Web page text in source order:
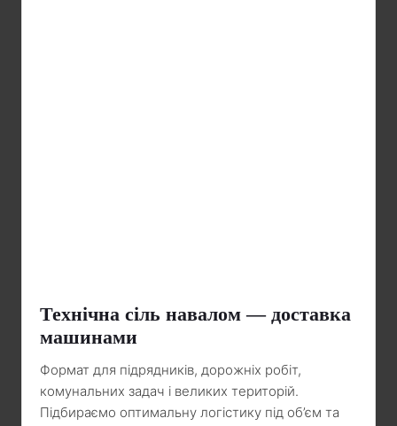
Технічна сіль навалом — доставка
машинами
Формат для підрядників, дорожніх робіт,
комунальних задач і великих територій.
Підбираємо оптимальну логістику під об’єм та